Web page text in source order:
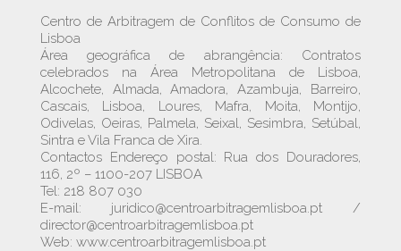
Centro de Arbitragem de Conflitos de Consumo de
Lisboa
Área geográfica de abrangência: Contratos
celebrados na Área Metropolitana de Lisboa,
Alcochete, Almada, Amadora, Azambuja, Barreiro,
Cascais, Lisboa, Loures, Mafra, Moita, Montijo,
Odivelas, Oeiras, Palmela, Seixal, Sesimbra, Setúbal,
Sintra e Vila Franca de Xira.
Contactos Endereço postal: Rua dos Douradores,
116, 2º – 1100-207 LISBOA
Tel: 218 807 030
E-mail: juridico@centroarbitragemlisboa.pt /
director@centroarbitragemlisboa.pt
Web: www.centroarbitragemlisboa.pt